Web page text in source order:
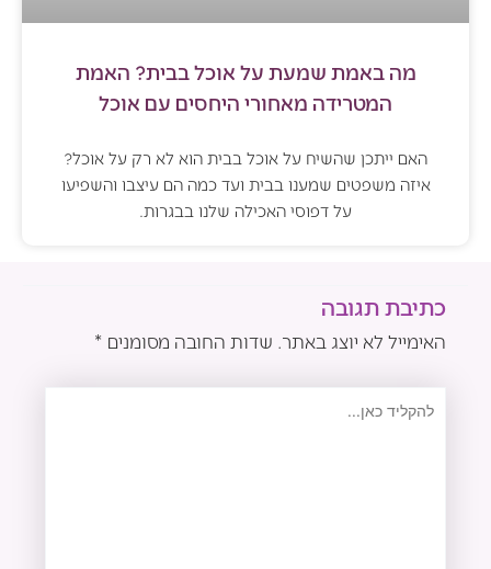
מה באמת שמעת על אוכל בבית? האמת
המטרידה מאחורי היחסים עם אוכל
האם ייתכן שהשיח על אוכל בבית הוא לא רק על אוכל?
איזה משפטים שמענו בבית ועד כמה הם עיצבו והשפיעו
על דפוסי האכילה שלנו בבגרות.
כתיבת תגובה
האימייל לא יוצג באתר. שדות החובה מסומנים *
להקליד